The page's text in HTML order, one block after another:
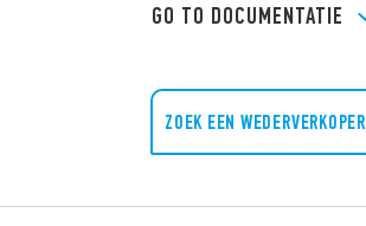
GO TO DOCUMENTATIE
ZOEK EEN WEDERVERKOPER